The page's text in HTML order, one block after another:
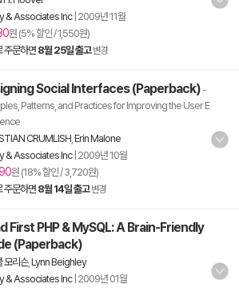
& Associates Inc| 2009년 11월
원 (5% 할인 / 1,550원)
주문하면8월 25일 출고 변경
Social Interfaces (Paperback) -
Patterns, and Practices for Improving the User E
CRUMLISH Erin Malone
& Associates Inc| 2009년 10월
원 (18% 할인 / 3,720원)
주문하면8월 14일 출고 변경
First PHP & MySQL: A Brain-Friendly
(Paperback)
모리슨, Lynn Beighley
& Associates Inc| 2009년 01월